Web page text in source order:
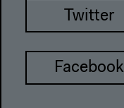
Twitter
Facebook